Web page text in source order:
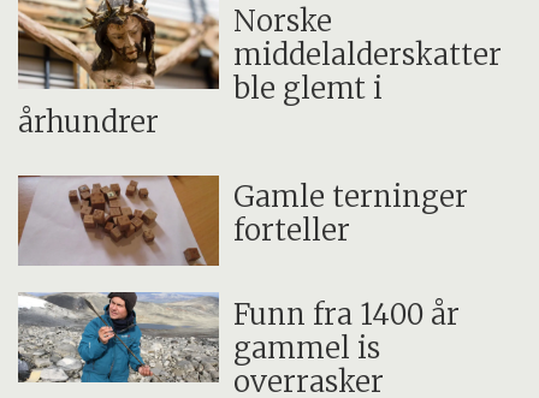
Norske
middelalderskatter
ble glemt i
århundrer
Gamle terninger
forteller
Funn fra 1400 år
gammel is
overrasker